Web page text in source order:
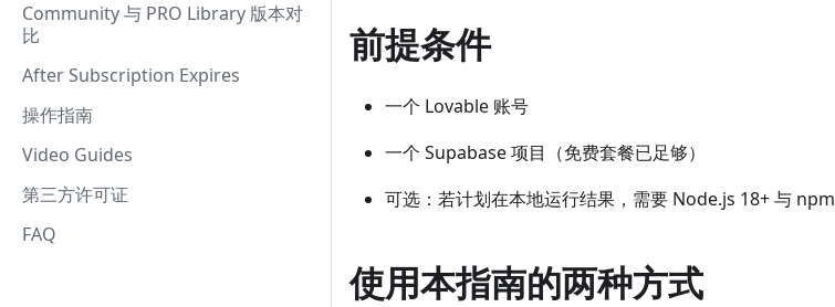
Community 与 PRO Library 版本对
比
After Subscription Expires
操作指南
Video Guides
第三方许可证
FAQ
前提条件
一个 Lovable 账号
一个 Supabase 项目（免费套餐已足够）
可选：若计划在本地运行结果，需要 Node.js 18+ 与 npm
使用本指南的两种方式